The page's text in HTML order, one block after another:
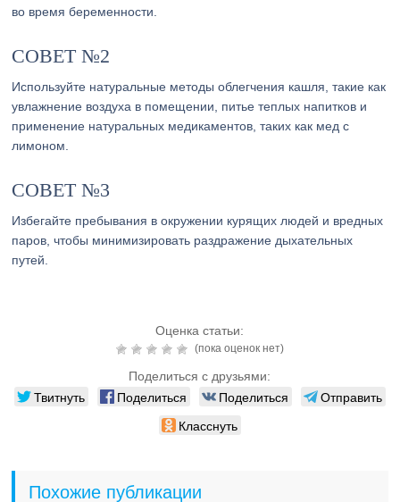
во время беременности.
СОВЕТ №2
Используйте натуральные методы облегчения кашля, такие как
увлажнение воздуха в помещении, питье теплых напитков и
применение натуральных медикаментов, таких как мед с
лимоном.
СОВЕТ №3
Избегайте пребывания в окружении курящих людей и вредных
паров, чтобы минимизировать раздражение дыхательных
путей.
Оценка статьи:
(пока оценок нет)
Поделиться с друзьями:
Твитнуть Поделиться Поделиться
Отправить
Класснуть
Похожие публикации